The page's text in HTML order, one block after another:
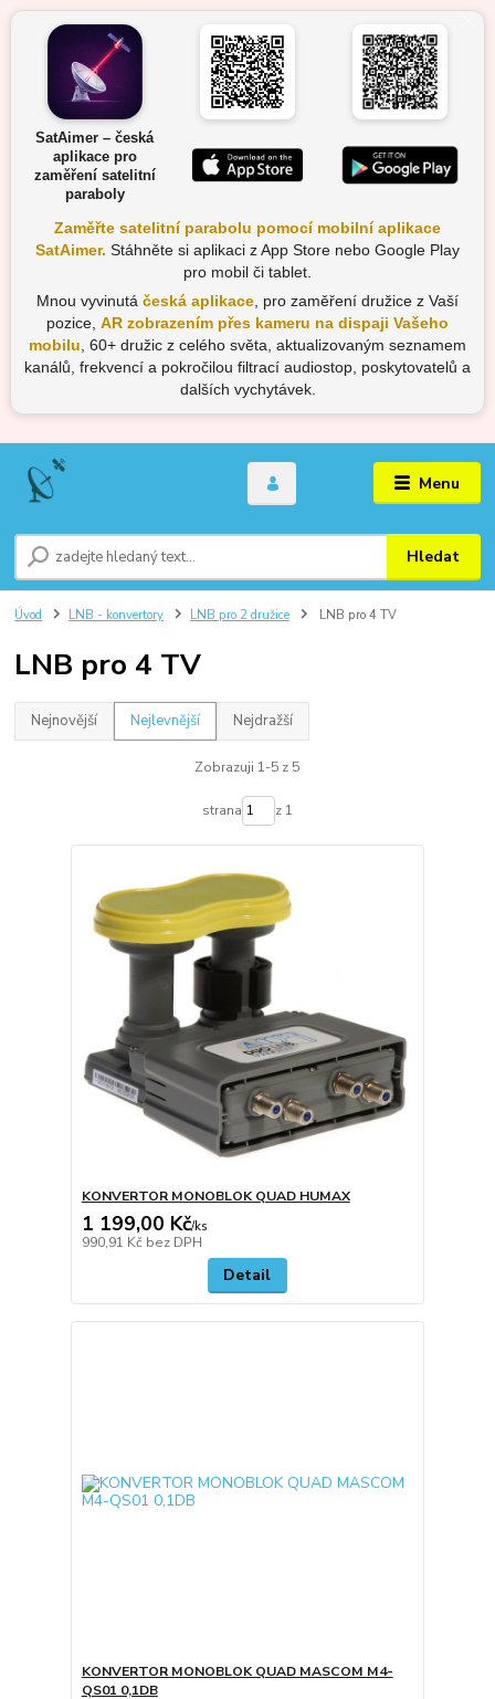
SatAimer – česká
aplikace pro
zaměření satelitní
paraboly
Zaměřte satelitní parabolu pomocí mobilní aplikace
SatAimer. Stáhněte si aplikaci z App Store nebo Google Play
pro mobil či tablet.
Mnou vyvinutá česká aplikace , pro zaměření družice z Vaší
pozice, AR zobrazením přes kameru na dispaji Vašeho
mobilu , 60+ družic z celého světa, aktualizovaným seznamem
kanálů, frekvencí a pokročilou filtrací audiostop, poskytovatelů a
dalších vychytávek.
Menu
Hledat
Úvod LNB - konvertory LNB pro 2 družice LNB pro 4 TV
LNB pro 4 TV
Nejnovější Nejlevnější Nejdražší
Zobrazuji 1-5 z 5
strana z 1
KONVERTOR MONOBLOK QUAD HUMAX
1 199,00 Kč/ks
990,91 Kč bez DPH
Detail
KONVERTOR MONOBLOK QUAD MASCOM M4-
QS01 0,1DB